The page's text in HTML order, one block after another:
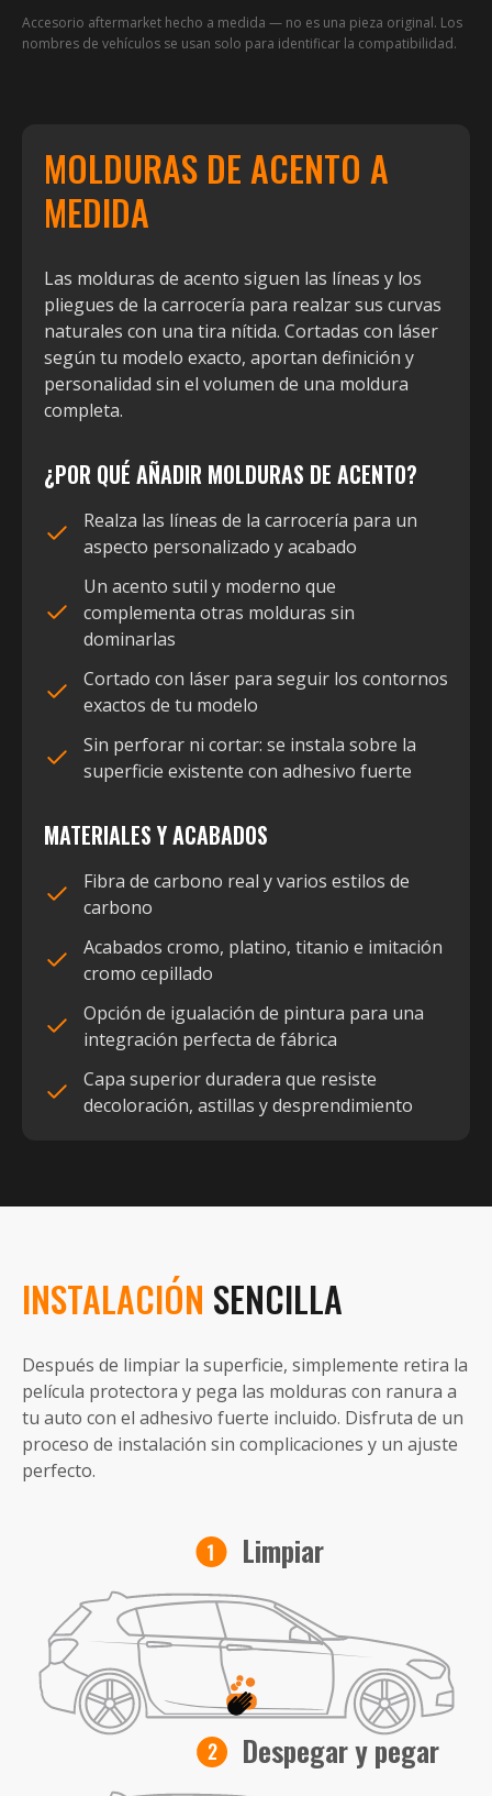
Accesorio aftermarket hecho a medida — no es una pieza original. Los
nombres de vehículos se usan solo para identificar la compatibilidad.
MOLDURAS DE ACENTO A
MEDIDA
Las molduras de acento siguen las líneas y los
pliegues de la carrocería para realzar sus curvas
naturales con una tira nítida. Cortadas con láser
según tu modelo exacto, aportan definición y
personalidad sin el volumen de una moldura
completa.
¿POR QUÉ AÑADIR MOLDURAS DE ACENTO?
Realza las líneas de la carrocería para un
aspecto personalizado y acabado
Un acento sutil y moderno que
complementa otras molduras sin
dominarlas
Cortado con láser para seguir los contornos
exactos de tu modelo
Sin perforar ni cortar: se instala sobre la
superficie existente con adhesivo fuerte
MATERIALES Y ACABADOS
Fibra de carbono real y varios estilos de
carbono
Acabados cromo, platino, titanio e imitación
cromo cepillado
Opción de igualación de pintura para una
integración perfecta de fábrica
Capa superior duradera que resiste
decoloración, astillas y desprendimiento
INSTALACIÓN SENCILLA
Después de limpiar la superficie, simplemente retira la
película protectora y pega las molduras con ranura a
tu auto con el adhesivo fuerte incluido. Disfruta de un
proceso de instalación sin complicaciones y un ajuste
perfecto.
Limpiar
Despegar y pegar